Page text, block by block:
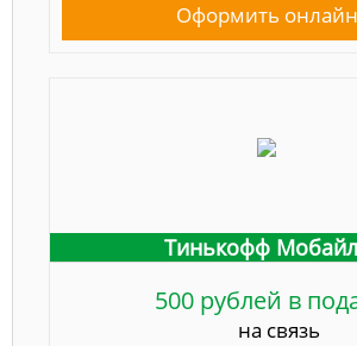
Оформить онлайн
Тинькофф Мобайл
500 рублей в
на связь